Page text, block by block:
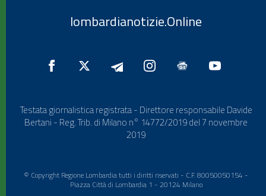
lombardianotizie.Online
Testata giornalistica registrata - Direttore responsabile Davide
Bertani - Reg. Trib. di Milano n° 14772/2019 del 7 novembre
2019
© Copyright Regione Lombardia tutti i diritti riservati - C.F. 80050050154 -
Piazza Città di Lombardia 1 - 20124 Milano